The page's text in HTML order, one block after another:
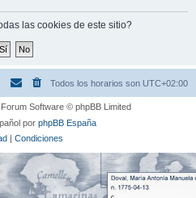
las cookies de este sitio?
Todos los horarios son UTC+02:00
Software © phpBB Limited
por phpBB España
| Condiciones